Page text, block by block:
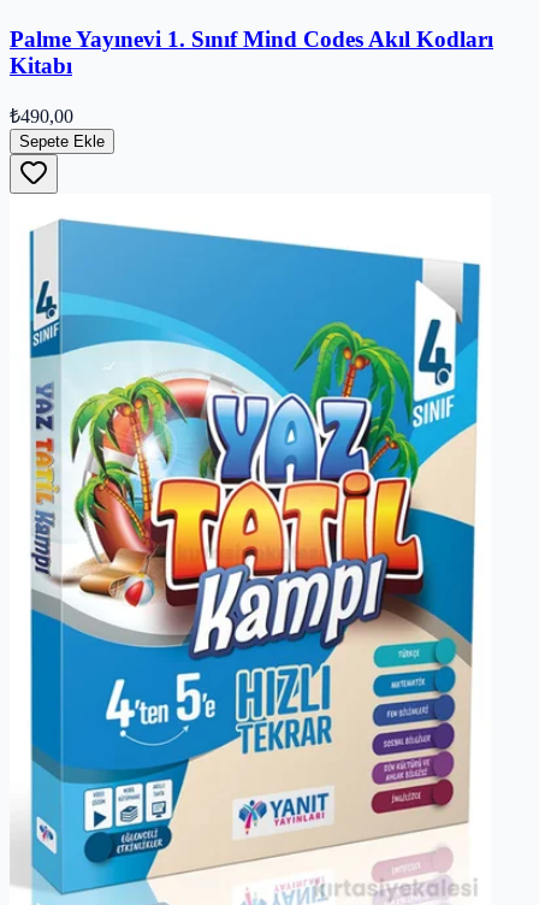
Palme Yayınevi 1. Sınıf Mind Codes Akıl Kodları
Kitabı
₺490,00
Sepete Ekle